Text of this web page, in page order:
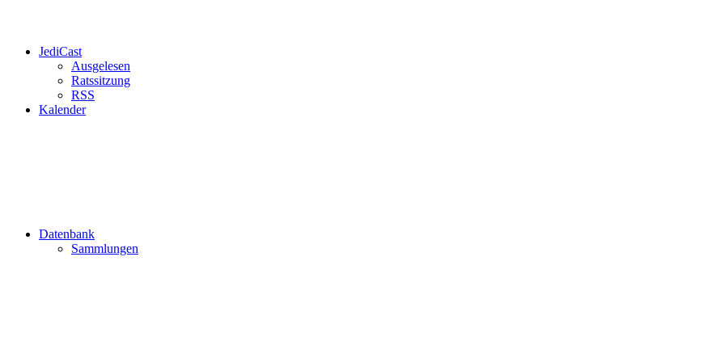
JediCast
Ausgelesen
Ratssitzung
RSS
Kalender
Datenbank
Sammlungen